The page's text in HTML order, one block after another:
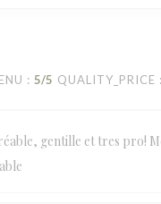
: 5/5 QUALITY_PRICE
gentille et tres pro!